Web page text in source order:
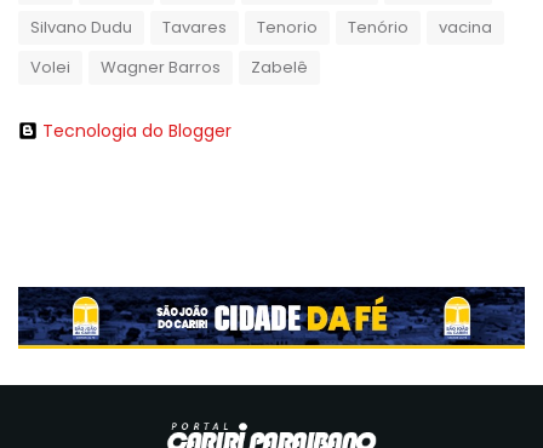
Silvano Dudu
Tavares Tenorio Tenório
vacina
Volei
Wagner Barros Zabelê
Tecnologia do Blogger